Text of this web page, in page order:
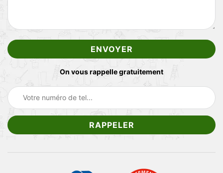
On vous rappelle gratuitement